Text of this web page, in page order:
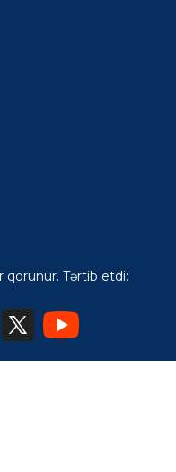
Tərtib etdi: